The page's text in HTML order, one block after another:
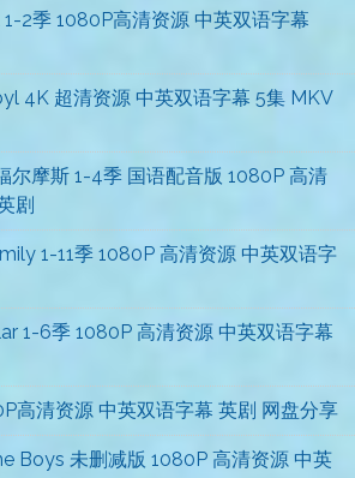
2季 1080P高清资源 中英双语字幕
4K 超清资源 中英双语字幕 5集 MKV
摩斯 1-4季 国语配音版 1080P 高清
剧
1-11季 1080P 高清资源 中英双语字
1-6季 1080P 高清资源 中英双语字幕
高清资源 中英双语字幕 英剧 网盘分享
Boys 未删减版 1080P 高清资源 中英